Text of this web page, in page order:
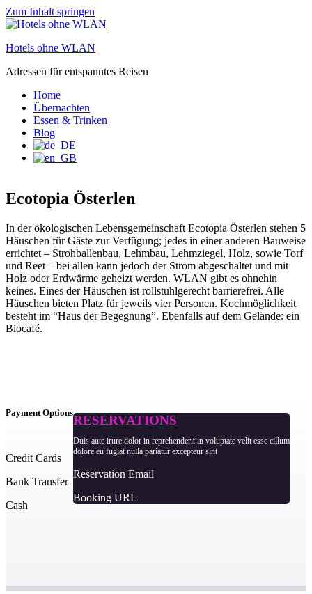
Zum Inhalt springen
Hotels ohne WLAN
Adressen für entspanntes Reisen
Home
Übernachten
Essen & Trinken
Blog
Ecotopia Österlen
In der ökologischen Lebensgemeinschaft Ecotopia Österlen stehen 5
Häuschen für Gäste zur Verfügung; jedes in einer anderen Bauweise
errichtet – Strohballenbau, Lehmbau, Lehmziegel, Holz, sowie Torf
und Reet – bei allen kann jedoch der Strom abgeschaltet und mit
Holz oder Erdwärme geheizt werden. WLAN gibt es ohnehin
keines. Eines der Häuschen ist rollstuhlgerecht barrierefrei. Alle
Häuschen bieten Platz für jeweils vier Personen. Kochmöglichkeit
besteht im “Haus der Begegnung”. Ebenfalls auf dem Gelände: ein
Biocafé.
Payment Options
Credit Cards
Bank Transfer
Cash
RESERVATIONS
Duis aute irure dolor in reprehenderit in voluptate velit esse cillum
dolore eu fugiat nulla pariatur excepteur sint
Reservation Email
Booking URL